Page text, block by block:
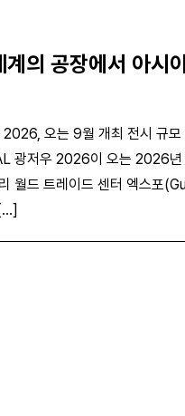
의 공장에서 아시
오는 9월 개최 전시 규모
광저우 2026이 오는 2026년
월드 트레이드 센터 엑스포